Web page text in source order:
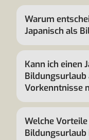
Warum
Japanisch als
Kann ich einen
Bildungsurlaub
Vorkenntnisse
Welche
Bildungsurlaub